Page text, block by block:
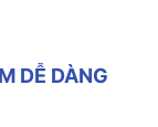
DỄ DÀNG